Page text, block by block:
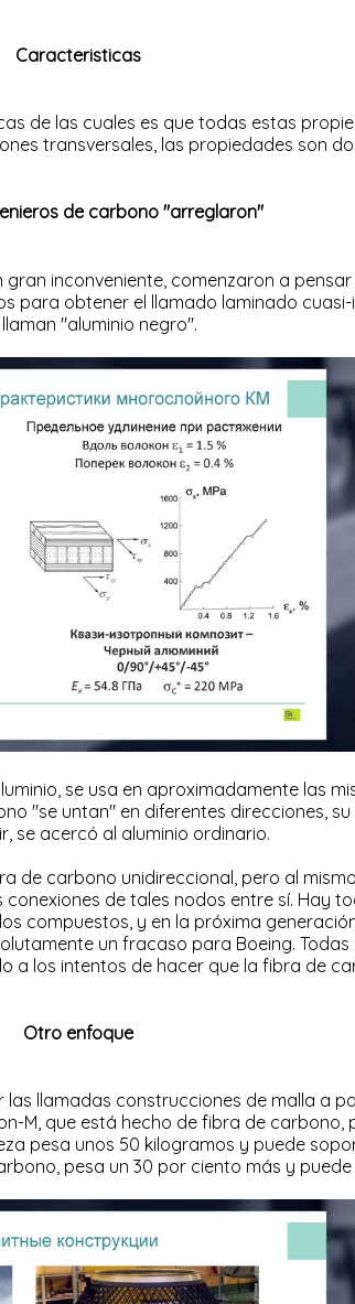
Caracteristicas
de las cuales es que todas estas
transversales, las propiedades son
de carbono "arreglaron"
inconveniente, comenzaron a
para obtener el llamado laminado
"aluminio negro".
se usa en aproximadamente las
"se untan" en diferentes direcciones,
se acercó al aluminio ordinario.
de carbono unidireccional, pero al
de tales nodos entre sí. Hay
compuestos, y en la próxima
un fracaso para Boeing.
a los intentos de hacer que la fibra de
Otro enfoque
llamadas construcciones de malla a
que está hecho de fibra de carbono,
pesa unos 50 kilogramos y puede
pesa un 30 por ciento más y